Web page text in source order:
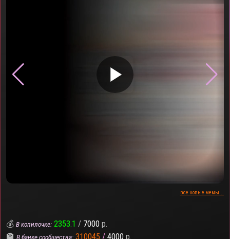
▶
все новые мемы...
💰В копилочке: 2353.1 / 7000 р.
🏦В банке сообщества: 310045 / 4000 р.